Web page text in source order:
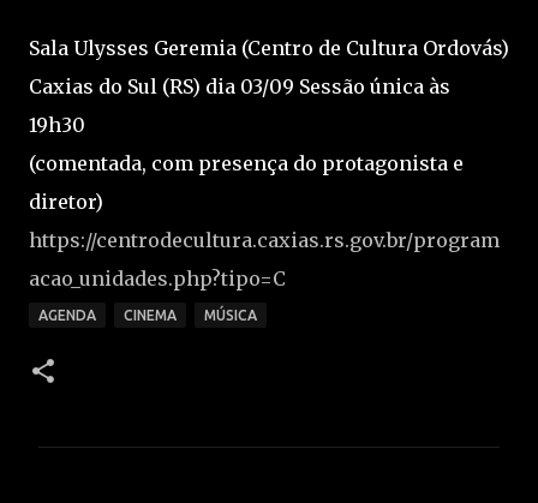
Sala Ulysses Geremia (Centro de Cultura Ordovás)
Caxias do Sul (RS) dia 03/09 Sessão única às
19h30
(comentada, com presença do protagonista e
diretor)
https://centrodecultura.caxias.rs.gov.br/program
acao_unidades.php?tipo=C
AGENDA CINEMA MÚSICA